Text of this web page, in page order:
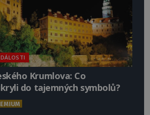
Krumlova: Co
do tajemných symbolů?